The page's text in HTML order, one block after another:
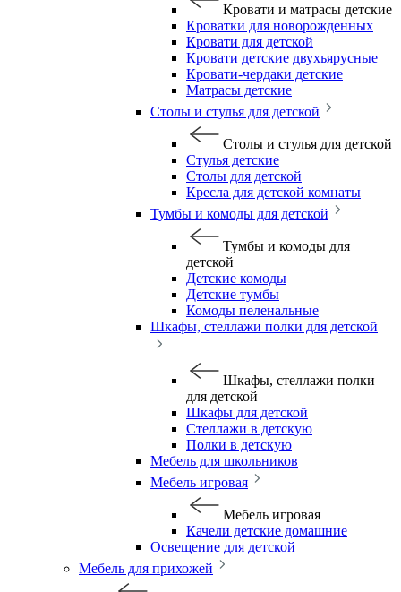
Кровати и матрасы детские
Кроватки для новорожденных
Кровати для детской
Кровати детские двухъярусные
Кровати-чердаки детские
Матрасы детские
Столы и стулья для детской
Столы и стулья для детской
Стулья детские
Столы для детской
Кресла для детской комнаты
Тумбы и комоды для детской
Тумбы и комоды для
детской
Детские комоды
Детские тумбы
Комоды пеленальные
Шкафы, стеллажи полки для детской
Шкафы, стеллажи полки
для детской
Шкафы для детской
Стеллажи в детскую
Полки в детскую
Мебель для школьников
Мебель игровая
Мебель игровая
Качели детские домашние
Освещение для детской
Мебель для прихожей